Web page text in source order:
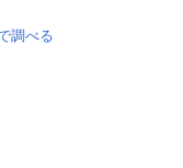
調べる